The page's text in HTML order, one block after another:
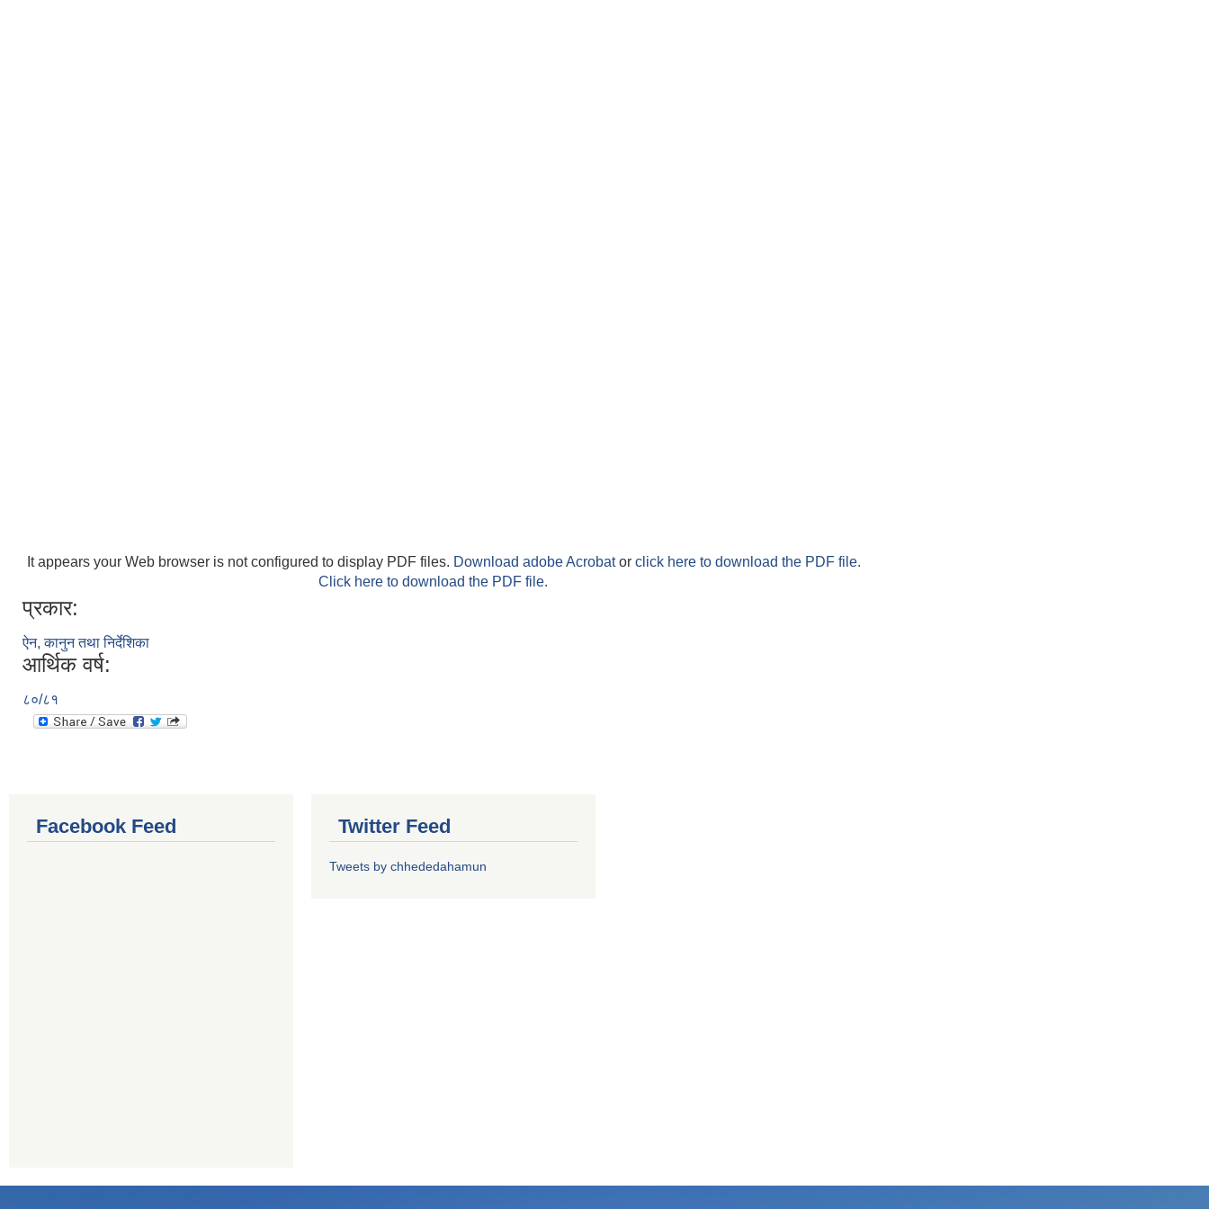
It appears your Web browser is not configured to display PDF files. Download adobe Acrobator click here to download the PDF file.
Click here to download the PDF file.
प्रकार:
ऐन, कानुन तथा निर्देशिका
आर्थिक वर्ष:
८०/८१
Facebook Feed Twitter Feed
Tweets by chhededahamun